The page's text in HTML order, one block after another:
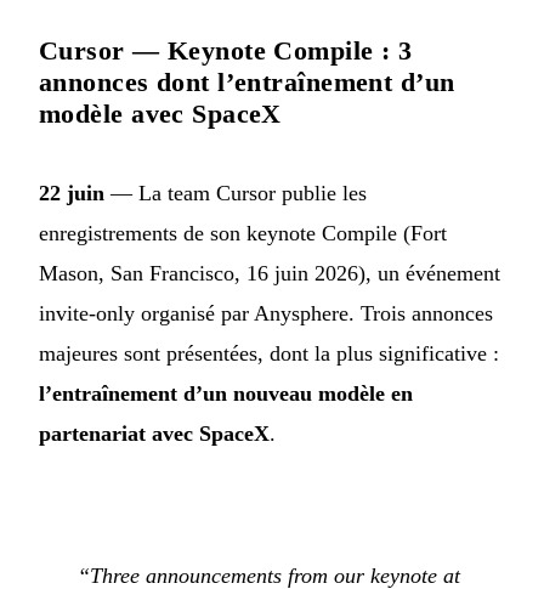
Cursor — Keynote Compile : 3
annonces dont l’entraînement d’un
modèle avec SpaceX
22 juin — La team Cursor publie les
enregistrements de son keynote Compile (Fort
Mason, San Francisco, 16 juin 2026), un événement
invite-only organisé par Anysphere. Trois annonces
majeures sont présentées, dont la plus significative :
l’entraînement d’un nouveau modèle en
partenariat avec SpaceX.
“Three announcements from our keynote at